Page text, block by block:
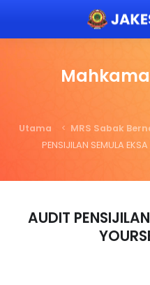
Utama MRS Sabak
PENSIJILAN SEMULA
AUDIT